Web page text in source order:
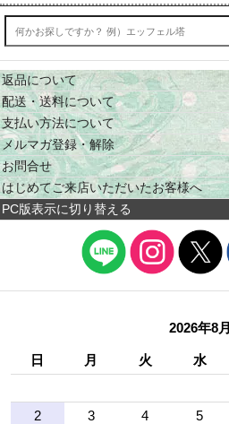
返品について
配送・送料について
支払い方法について
メルマガ登録・解除
お問合せ
はじめてご来店いただいたお客様へ
PC版表示に切り替える
2026年8月
日 月 火 水
2
3 4 5